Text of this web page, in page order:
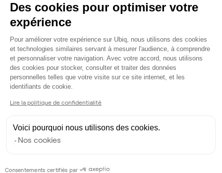
Fibre
Coin cafet'
Climatisation
Espace d'attente
Espace détente
Ménage
Voir plus
Bureau privé • 3ème étage
1 500 €
Des cookies pour optimiser votre
expérience
Plateforme de Gestion du
Pour améliorer votre expérience sur Ubiq, nous utilisons des cookies
et technologies similaires servant à mesurer l'audience, à comprendre
et personnaliser votre navigation. Avec votre accord, nous utilisons
des cookies pour stocker, consulter et traiter des données
personnelles telles que votre visite sur ce site internet, et les
identifiants de cookie.
Lire la politique de confidentialité
Voici pourquoi nous utilisons des cookies.
Nos cookies
Consentements certifiés par